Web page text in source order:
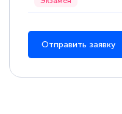
Отправить заявку